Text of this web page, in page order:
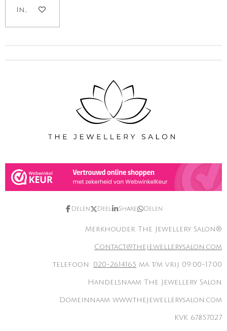
In winkelwagen
Delen Deel Share Delen
Merkhouder The Jewellery Salon®
Contact@thejewellerysalon.com
telefoon: 020-2614165 ma t/m vrij 09:00-17:00
Handelsnaam The Jewellery Salon
Domeinnaam www.thejewellerysalon.com
KVK 67857027